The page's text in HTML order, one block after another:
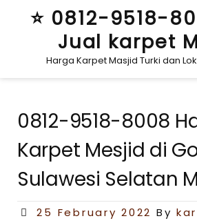
⭐ 0812-9518-
Jual karpet
Harga Karpet Masjid Turki dan
0812-9518-8008
Karpet Mesjid di
Sulawesi Selatan
Posted
25 February 2022 By